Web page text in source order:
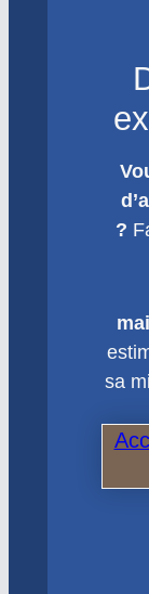
?
sa